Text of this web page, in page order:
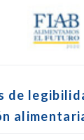
de